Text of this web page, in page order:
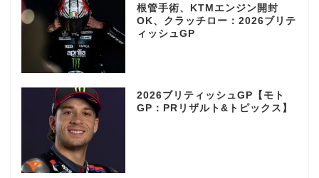
根管手術、KTMエンジン開封
OK、クラッチロー：2026ブリテ
ィッシュGP
2026ブリティッシュGP【モト
GP：PRリザルト&トピックス】